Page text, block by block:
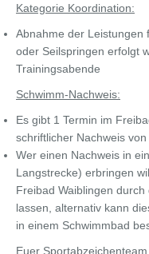
Kategorie Koordination:
Abnahme der Leistungen
oder Seilspringen erfolgt
Trainingsabende
Schwimm-Nachweis:
Es gibt 1 Termin im
schriftlicher Nachweis
Wer einen Nachweis in
Langstrecke) erbringen
Freibad Waiblingen
lassen, alternativ kann
in einem Schwimmbad
Euer